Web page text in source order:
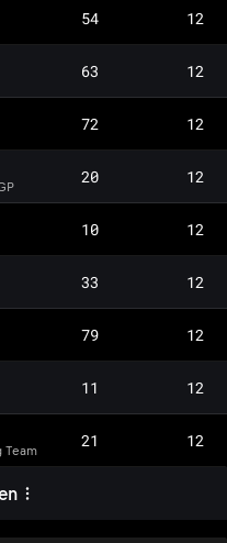
54 12
63 12
72 12
20 12
10 12
33 12
79 12
11 12
Team 21 12